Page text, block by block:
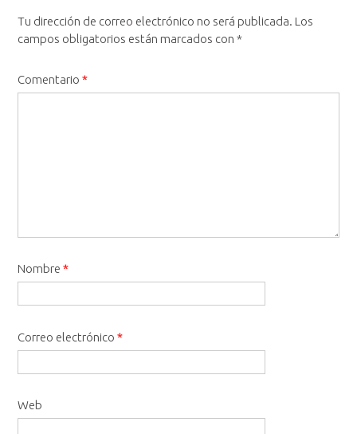
Tu dirección de correo electrónico no será publicada. Los
campos obligatorios están marcados con *
Comentario *
Nombre *
Correo electrónico *
Web